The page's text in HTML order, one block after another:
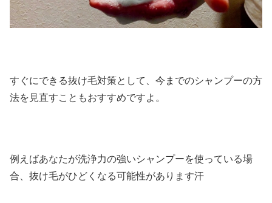
すぐにできる抜け毛対策として、今までのシャンプーの方
法を見直すこともおすすめですよ。
例えばあなたが洗浄力の強いシャンプーを使っている場
合、抜け毛がひどくなる可能性があります汗